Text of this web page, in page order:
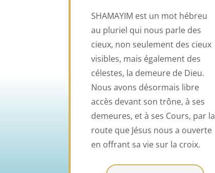
SHAMAYIM est un mot hébreu
au pluriel qui nous parle des
cieux, non seulement des cieux
visibles, mais également des
célestes, la demeure de Dieu.
Nous avons désormais libre
accès devant son trône, à ses
demeures, et à ses Cours, par la
route que Jésus nous a ouverte
en offrant sa vie sur la croix.